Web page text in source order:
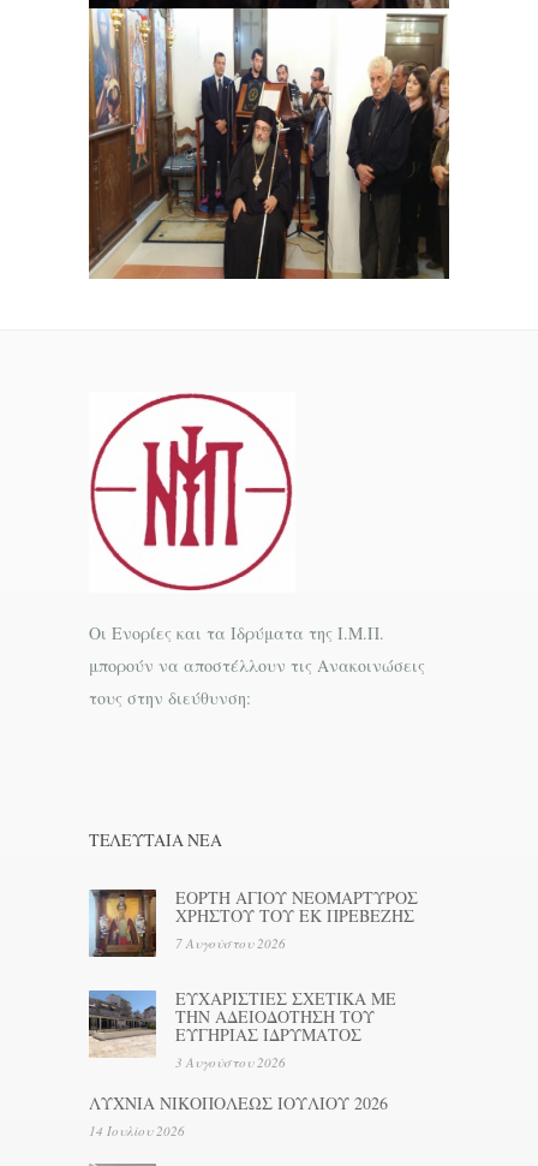
Οι Ενορίες και τα Ιδρύματα της Ι.Μ.Π.
μπορούν να αποστέλλουν τις Ανακοινώσεις
τους στην διεύθυνση:
ΤΕΛΕΥΤΑΊΑ ΝΕΑ
ΕΟΡΤΗ ΑΓΙΟΥ ΝΕΟΜΑΡΤΥΡΟΣ
ΧΡΗΣΤΟΥ ΤΟΥ ΕΚ ΠΡΕΒΕΖΗΣ
7 Αυγούστου 2026
ΕΥΧΑΡΙΣΤΙΕΣ ΣΧΕΤΙΚΑ ΜΕ
ΤΗΝ ΑΔΕΙΟΔΟΤΗΣΗ ΤΟΥ
ΕΥΓΗΡΙΑΣ ΙΔΡΥΜΑΤΟΣ
3 Αυγούστου 2026
ΛΥΧΝΙΑ ΝΙΚΟΠΟΛΕΩΣ ΙΟΥΛΙΟΥ 2026
14 Ιουλίου 2026